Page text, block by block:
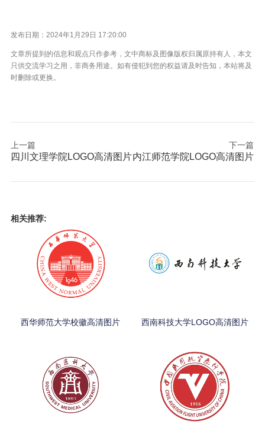
发布日期：2024年1月29日 17:20:00
文章所提到的信息和观点只作参考，文中商标及图像版权归属原持有人，本文
只供交流学习之用，非商务用途。如有侵犯到您的权益请及时告知，本站将及
时删除或更换。
上一篇
四川文理学院LOGO高清图片
下一篇
内江师范学院LOGO高清图片
相关推荐:
西华师范大学校徽高清图片 西南科技大学LOGO高清图片